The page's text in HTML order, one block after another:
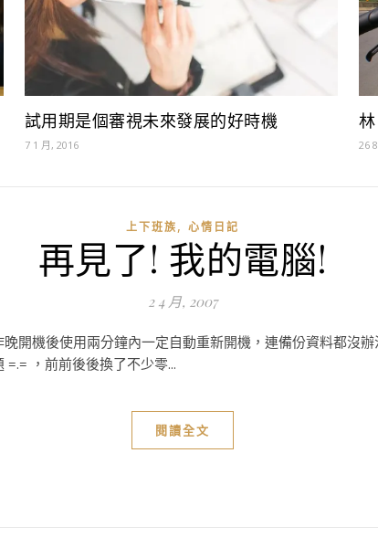
試用期是個審視未來發展的好時機
7 1 月, 2016 26
上下班族, 心情日記
再見了! 我的電腦!
2 4 月, 2007
開機後使用兩分鐘內一定自動重新開機，連備份資料都沒
，前前後後換了不少零...
閱讀全文